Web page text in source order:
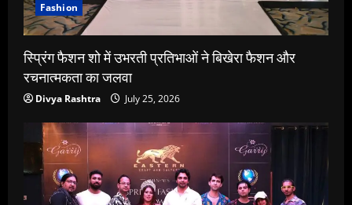
Fashion
स्प्रिंग फैशन शो में उभरती प्रतिभाओं ने बिखेरा फैशन और
रचनात्मकता का जलवा
Divya Rashtra July 25, 2026